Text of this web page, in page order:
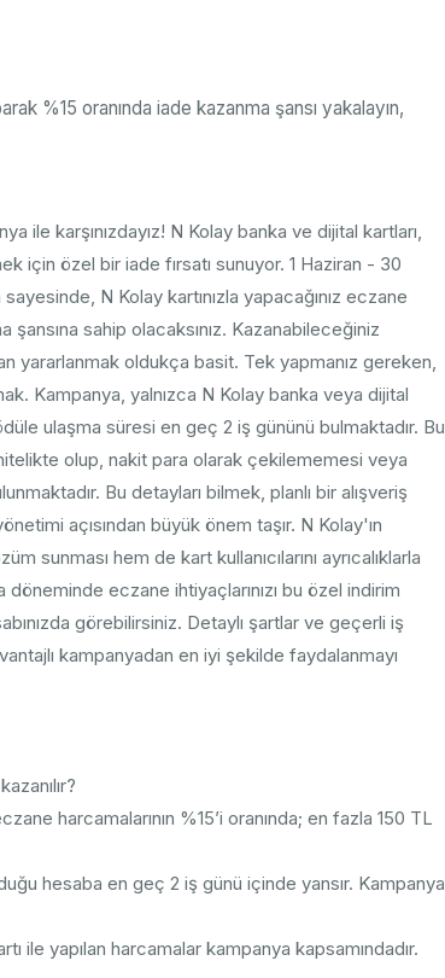
%15 oranında iade kazanma şansı yakalayın,
ile karşınızdayız! N Kolay banka ve dijital kartları,
için özel bir iade fırsatı sunuyor. 1 Haziran - 30
N Kolay kartınızla yapacağınız eczane
şansına sahip olacaksınız. Kazanabileceğiniz
yararlanmak oldukça basit. Tek yapmanız gereken,
Kampanya, yalnızca N Kolay banka veya dijital
ulaşma süresi en geç 2 iş gününü bulmaktadır. Bu
olup, nakit para olarak çekilememesi veya
Bu detayları bilmek, planlı bir alışveriş
açısından büyük önem taşır. N Kolay'ın
sunması hem de kart kullanıcılarını ayrıcalıklarla
eczane ihtiyaçlarınızı bu özel indirim
görebilirsiniz. Detaylı şartlar ve geçerli iş
kampanyadan en iyi şekilde faydalanmayı
harcamalarının %15’i oranında; en fazla 150 TL
hesaba en geç 2 iş günü içinde yansır. Kampanya
ile yapılan harcamalar kampanya kapsamındadır.